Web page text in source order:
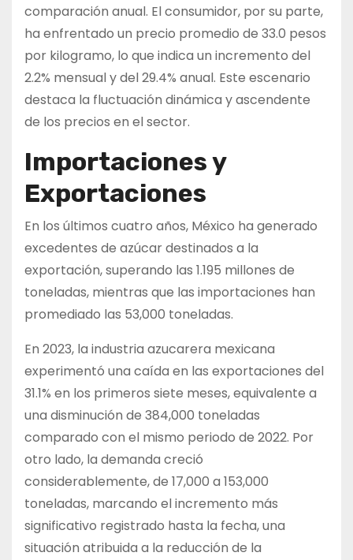
comparación anual. El consumidor, por su parte,
ha enfrentado un precio promedio de 33.0 pesos
por kilogramo, lo que indica un incremento del
2.2% mensual y del 29.4% anual. Este escenario
destaca la fluctuación dinámica y ascendente
de los precios en el sector.
Importaciones y
Exportaciones
En los últimos cuatro años, México ha generado
excedentes de azúcar destinados a la
exportación, superando las 1.195 millones de
toneladas, mientras que las importaciones han
promediado las 53,000 toneladas.
En 2023, la industria azucarera mexicana
experimentó una caída en las exportaciones del
31.1% en los primeros siete meses, equivalente a
una disminución de 384,000 toneladas
comparado con el mismo periodo de 2022. Por
otro lado, la demanda creció
considerablemente, de 17,000 a 153,000
toneladas, marcando el incremento más
significativo registrado hasta la fecha, una
situación atribuida a la reducción de la